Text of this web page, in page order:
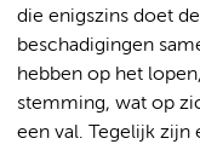
die enigszins doet
beschadigingen
hebben op het
stemming, wat op
een val. Tegelijk zijn